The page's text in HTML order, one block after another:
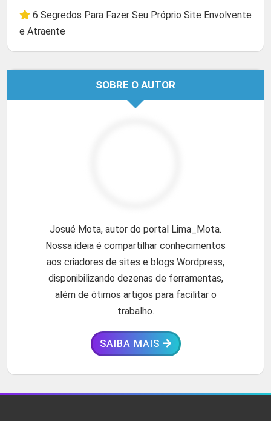
6 Segredos Para Fazer Seu Próprio Site Envolvente
e Atraente
SOBRE O AUTOR
Josué Mota, autor do portal Lima_Mota.
Nossa ideia é compartilhar conhecimentos
aos criadores de sites e blogs Wordpress,
disponibilizando dezenas de ferramentas,
além de ótimos artigos para facilitar o
trabalho.
SAIBA MAIS